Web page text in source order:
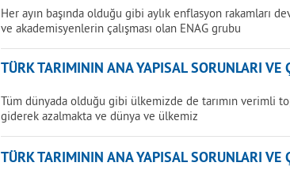
Her ayın başında olduğu gibi aylık enflasyon rakamları
ve akademisyenlerin çalışması olan ENAG grubu
TÜRK TARIMININ ANA YAPISAL SORUNLARI VE
Tüm dünyada olduğu gibi ülkemizde de tarımın verimli
giderek azalmakta ve dünya ve ülkemiz
TÜRK TARIMININ ANA YAPISAL SORUNLARI VE